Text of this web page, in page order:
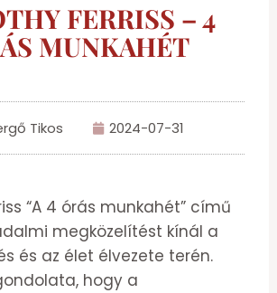
FERRISS – 4
MUNKAHÉT
Tikos 2024-07-31
“A 4 órás munkahét” című
megközelítést kínál a
és az élet élvezete terén.
hogy a